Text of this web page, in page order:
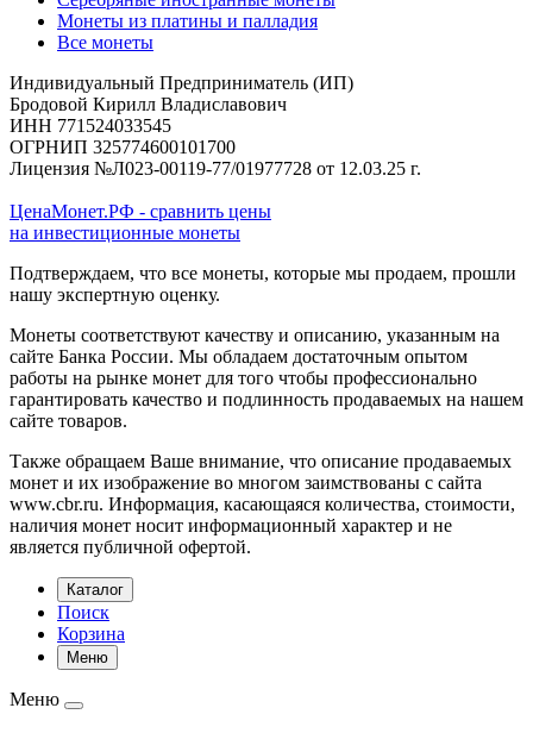
Монеты из платины и палладия
Все монеты
Индивидуальный Предприниматель (ИП)
Бродовой Кирилл Владиславович
ИНН 771524033545
ОГРНИП 325774600101700
Лицензия №Л023-00119-77/01977728 от 12.03.25 г.
ЦенаМонет.РФ - сравнить цены
на инвестиционные монеты
Подтверждаем, что все монеты, которые мы продаем, прошли
нашу экспертную оценку.
Монеты соответствуют качеству и описанию, указанным на
сайте Банка России. Мы обладаем достаточным опытом
работы на рынке монет для того чтобы профессионально
гарантировать качество и подлинность продаваемых на нашем
сайте товаров.
Также обращаем Ваше внимание, что описание продаваемых
монет и их изображение во многом заимствованы с сайта
www.cbr.ru. Информация, касающаяся количества, стоимости,
наличия монет носит информационный характер и не
является публичной офертой.
Каталог
Поиск
Корзина
Меню
Меню